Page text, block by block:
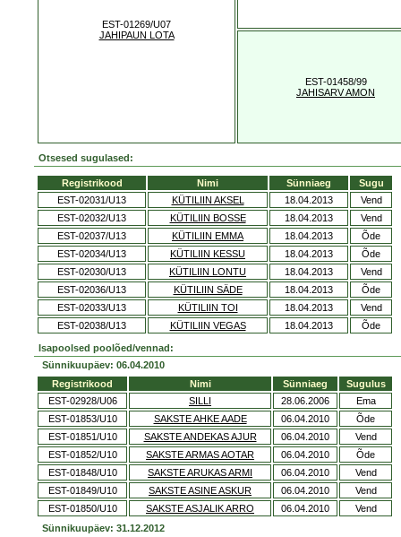
EST-01269/U07
JAHIPAUN LOTA
EST-01458/99
JAHISARV AMON
Otsesed sugulased:
Registrikood Nimi Sünniaeg
Sugu
EST-02031/U13
KÜTILIIN AKSEL 18.04.2013
Vend
EST-02032/U13
KÜTILIIN BOSSE 18.04.2013
Vend
EST-02037/U13
KÜTILIIN EMMA 18.04.2013
Õde
EST-02034/U13
KÜTILIIN KESSU 18.04.2013
Õde
EST-02030/U13
KÜTILIIN LONTU 18.04.2013
Vend
EST-02036/U13
KÜTILIIN SÄDE 18.04.2013
Õde
EST-02033/U13
KÜTILIIN TOI 18.04.2013
Vend
EST-02038/U13
KÜTILIIN VEGAS 18.04.2013 Õde
Isapoolsed poolõed/vennad:
Sünnikuupäev: 06.04.2010
Registrikood
Nimi Sünniaeg
Sugulus
EST-02928/U06
SILLI 28.06.2006
Ema
EST-01853/U10
SAKSTE AHKE AADE 06.04.2010
Õde
EST-01851/U10
SAKSTE ANDEKAS AJUR 06.04.2010
Vend
EST-01852/U10
SAKSTE ARMAS AOTAR 06.04.2010
Õde
EST-01848/U10
SAKSTE ARUKAS ARMI 06.04.2010
Vend
EST-01849/U10
SAKSTE ASINE ASKUR 06.04.2010
Vend
EST-01850/U10
SAKSTE ASJALIK ARRO 06.04.2010
Vend
Sünnikuupäev: 31.12.2012